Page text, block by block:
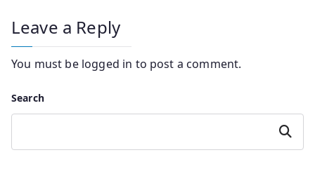
Leave a Reply
You must be logged in to post a comment.
Search
Search